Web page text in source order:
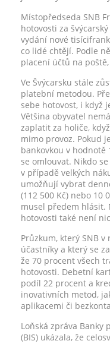
Místopředseda SNB
hotovosti za
vydání nové
co lidé chtějí. Podle
placení účtů na
Ve Švýcarsku stále
platební metodou.
sebe hotovost, i když
Většina obyvatel
zaplatit za holiče,
mimo provoz. Pokud
bankovkou v hodnotě
se omlouvat. Nikdo
v případě velkých
umožňují vybrat
(112 500 Kč) nebo 10
musel předem hlásit.
hotovosti také není
Průzkum, který SNB
účastníky a který se
že 70 procent všech
hotovosti. Debetní
podíl 22 procent a
inovativních metod,
aplikacemi či
Loňská zpráva
(BIS) ukázala, že